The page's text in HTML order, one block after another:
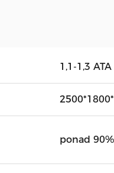
1,1-1,3 ATA
ponad 90%